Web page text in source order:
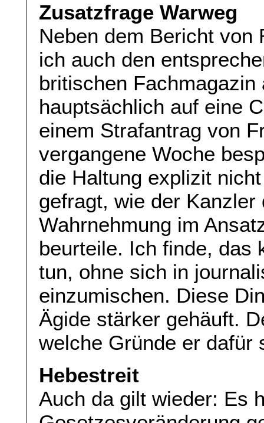
Zusatzfrage Warweg
Neben dem Bericht von
ich auch den
britischen
hauptsächlich auf eine
einem Strafantrag von
vergangene Woche
die Haltung explizit
gefragt, wie der
Wahrnehmung im
beurteile. Ich finde, das
tun, ohne sich in
einzumischen. Diese
Ägide stärker gehäuft.
welche Gründe er dafür
Hebestreit
Auch da gilt wieder: Es